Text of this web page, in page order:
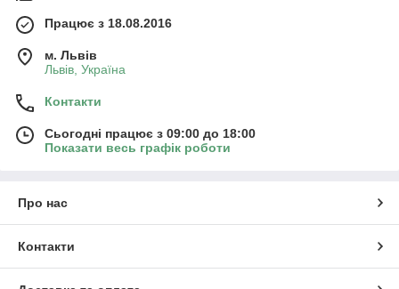
Працює з 18.08.2016
м. Львів
Львів, Україна
Контакти
Сьогодні працює з 09:00 до 18:00
Показати весь графік роботи
Про нас
Контакти